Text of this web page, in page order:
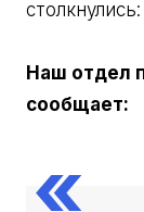
столкнулись:
Наш отдел
сообщает: